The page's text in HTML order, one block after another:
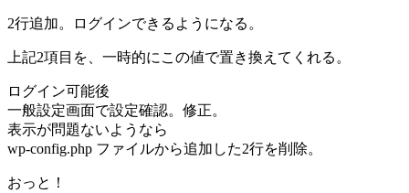
2行追加。ログインできるようになる。
上記2項目を、一時的にこの値で置き換えてくれる。
ログイン可能後
一般設定画面で設定確認。修正。
表示が問題ないようなら
wp-config.php ファイルから追加した2行を削除。
おっと！